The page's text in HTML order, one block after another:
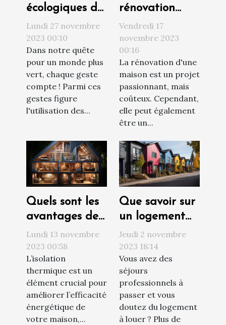
écologiques de
l'utilisation des
étendoirs à
linge
Lundi 27 novembre
2023 00:10
Dans notre quête
pour un monde plus
vert, chaque geste
compte ! Parmi ces
gestes figure
l'utilisation des...
rénovation
peut
augmenter la
valeur de votre
propriété
Vendredi 17
novembre 2023
00:16
La rénovation d'une
maison est un projet
passionnant, mais
coûteux. Cependant,
elle peut également
être un...
Quels sont les
avantages de
l’isolation
thermique par
l’intérieur pour
votre maison ?
Lundi 13 novembre
2023 00:58
L’isolation
thermique est un
élément crucial pour
améliorer l’efficacité
énergétique de
votre maison,...
Que savoir sur
un logement
social ?
Jeudi 2 novembre
2023 18:14
Vous avez des
séjours
professionnels à
passer et vous
doutez du logement
à louer ? Plus de